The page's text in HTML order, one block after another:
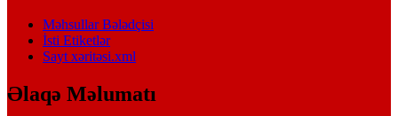
Məhsullar Bələdçisi
İsti Etiketlər
Sayt xəritəsi.xml
Əlaqə Məlumatı